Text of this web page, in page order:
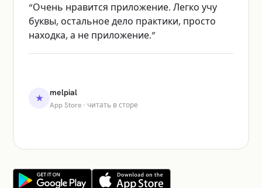
“Очень нравится приложение. Легко учу
буквы, остальное дело практики, просто
находка, а не приложение.”
★
melpial
App Store · читать в сторе